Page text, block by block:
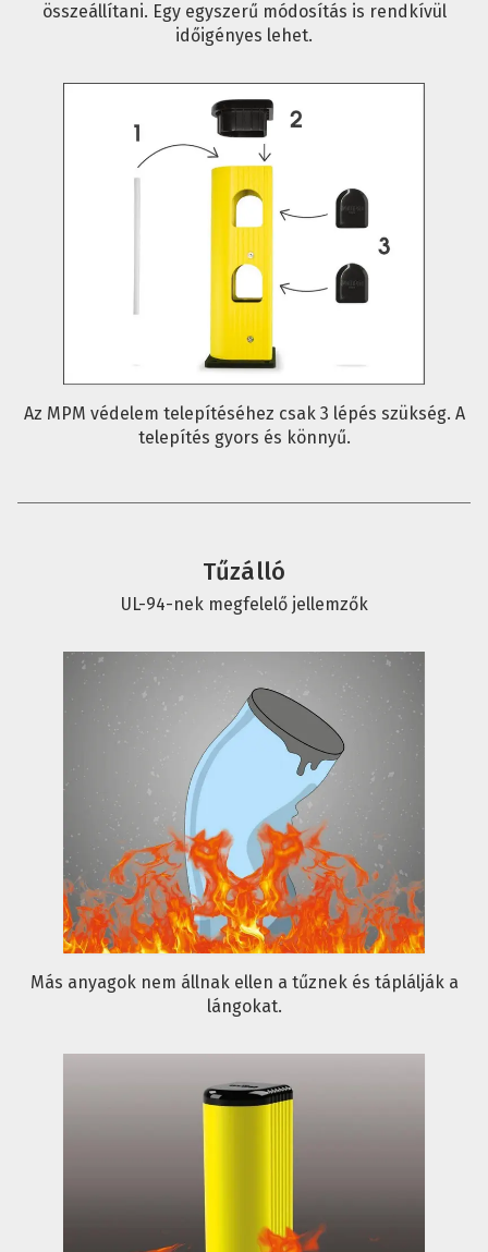
összeállítani. Egy egyszerű módosítás is rendkívül
időigényes lehet.
Az MPM védelem telepítéséhez csak 3 lépés szükség. A
telepítés gyors és könnyű.
Tűzálló
UL-94-nek megfelelő jellemzők
Más anyagok nem állnak ellen a tűznek és táplálják a
lángokat.